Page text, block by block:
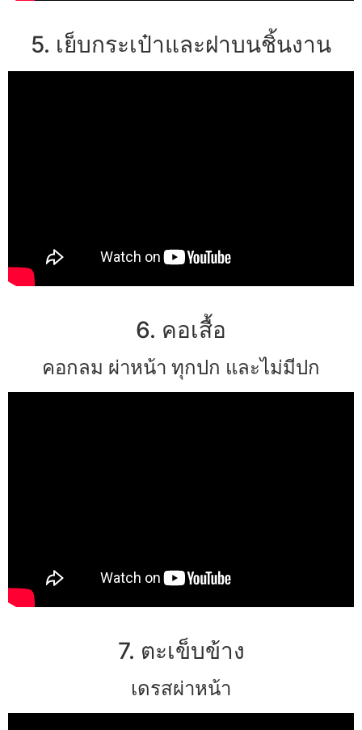
5. เย็บกระเป๋าและฝาบนชิ้นงาน
6. คอเสื้อ
คอกลม ผ่าหน้า ทุกปก และไม่มีปก
7. ตะเข็บข้าง
เดรสผ่าหน้า